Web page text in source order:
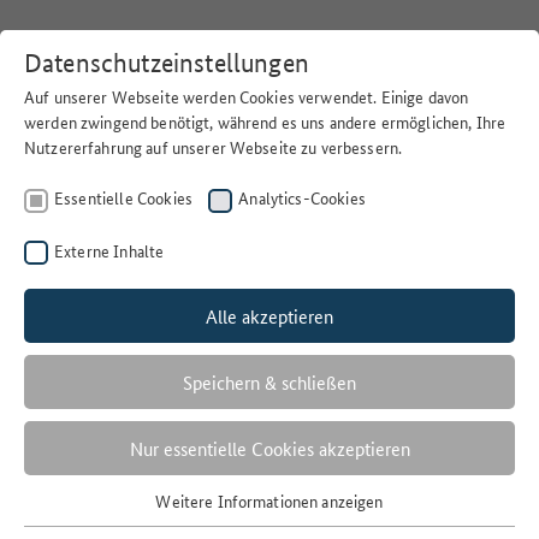
Filter
KRONENZUSTAND
2 Ergebnisse
Anzahl der Ergebnisse:
Datenschutzeinstellungen
Auf unserer Webseite werden Cookies verwendet. Einige davon
werden zwingend benötigt, während es uns andere ermöglichen, Ihre
Nutzererfahrung auf unserer Webseite zu verbessern.
Essentielle Cookies Analytics-Cookies
Externe Inhalte
Alle akzeptieren
Speichern & schließen
Nur essentielle Cookies akzeptieren
Essentielle Cookies
Weitere Informationen anzeigen